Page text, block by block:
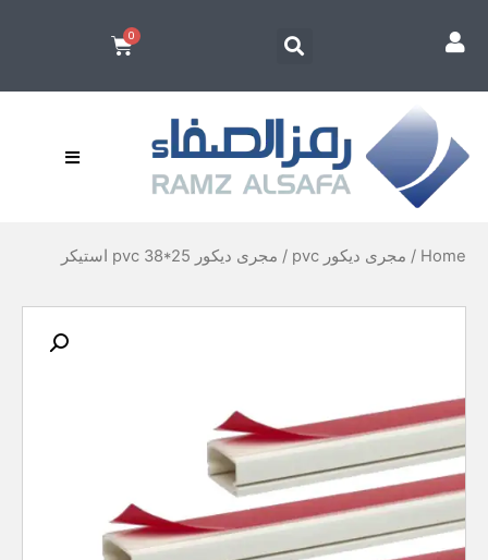
Home
/ مجرى ديكور pvc / مجرى ديكور pvc 38*25 استيكر